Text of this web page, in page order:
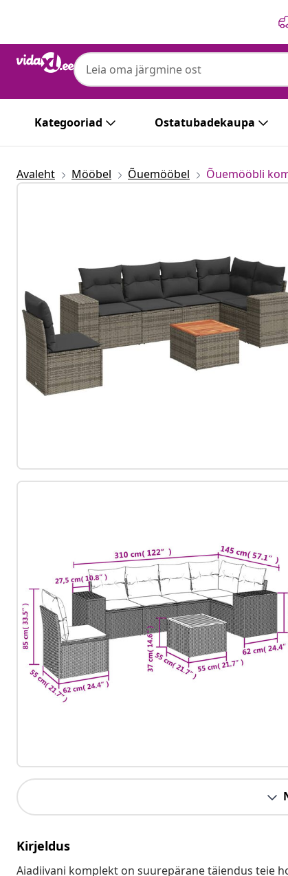
Kategooriad Ostatubadekaupa
Avaleht Mööbel Õuemööbel Õuemööbli
Kirjeldus
Aiadiivani komplekt on suurepärane täiendus teie